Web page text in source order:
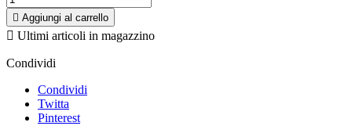
 Aggiungi al carrello
 Ultimi articoli in magazzino
Condividi
Condividi
Twitta
Pinterest